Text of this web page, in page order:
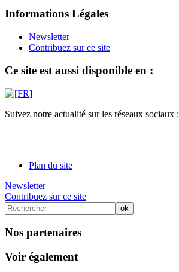
Informations Légales
Newsletter
Contribuez sur ce site
Ce site est aussi disponible en :
Suivez notre actualité sur les réseaux sociaux :
Plan du site
Newsletter
Contribuez sur ce site
Nos partenaires
Voir également